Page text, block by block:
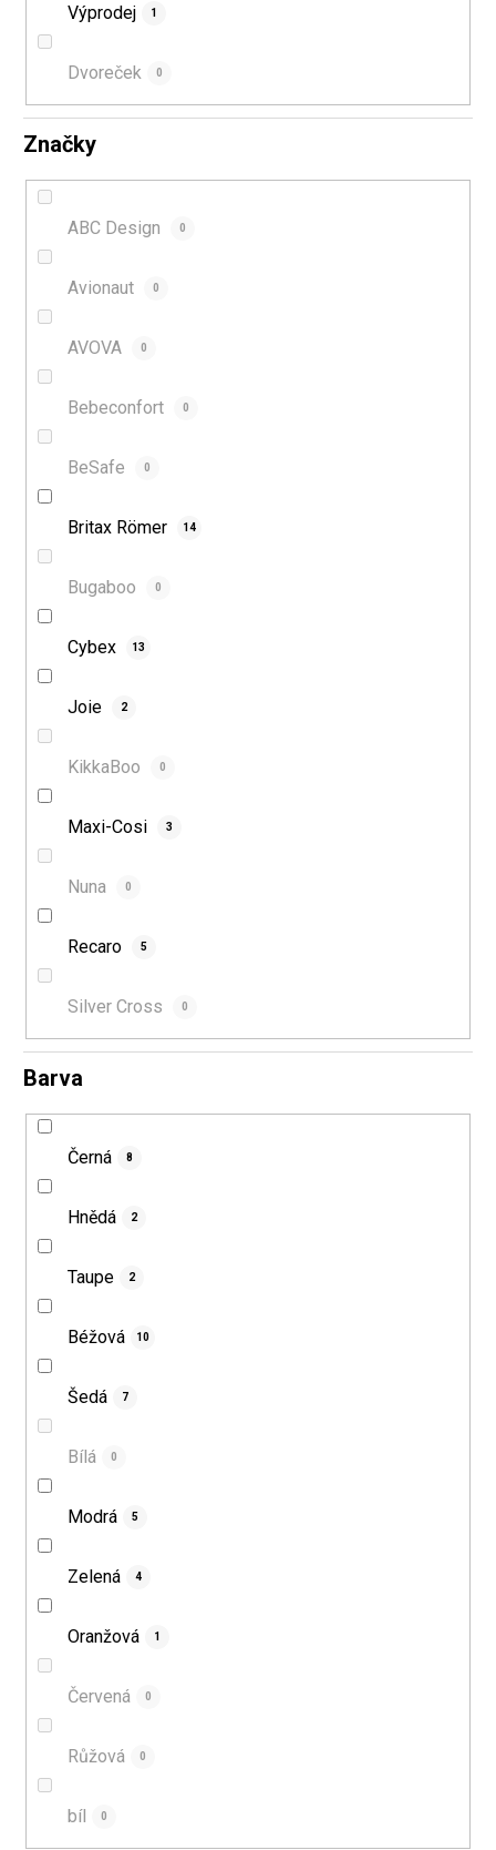
Výprodej 1
Dvoreček 0
Značky
ABC Design 0
Avionaut 0
AVOVA 0
Bebeconfort 0
BeSafe 0
Britax Römer 14
Bugaboo 0
Cybex 13
Joie 2
KikkaBoo 0
Maxi-Cosi 3
Nuna 0
Recaro 5
Silver Cross 0
Barva
Černá 8
Hnědá 2
Taupe 2
Béžová 10
Šedá 7
Bílá 0
Modrá 5
Zelená 4
Oranžová 1
Červená 0
Růžová 0
bíl 0